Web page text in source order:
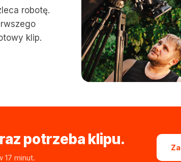
robotę.
klip.
potrzeba klipu.
17 minut.